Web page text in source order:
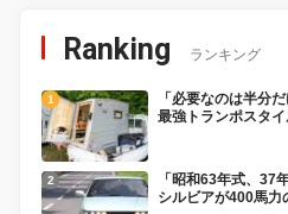
Ranking ランキング
「必要なのは半分
最強トランポスタ
「昭和63年式、37
シルビアが400馬力